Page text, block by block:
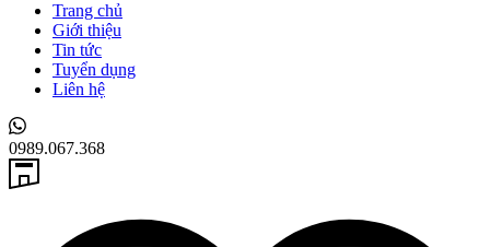
Trang chủ
Giới thiệu
Tin tức
Tuyển dụng
Liên hệ
0989.067.368